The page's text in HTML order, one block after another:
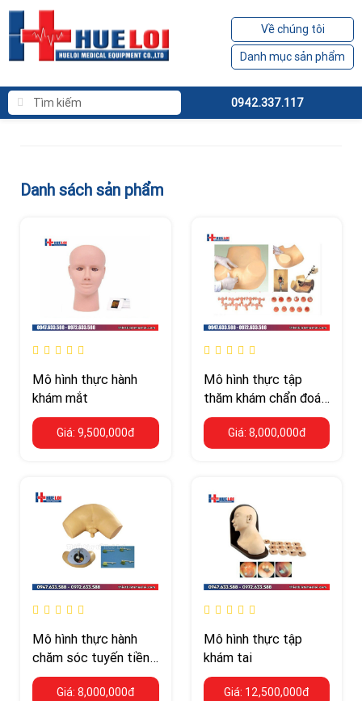
Về chúng tôi
Danh mục sản phẩm
0942.337.117
Danh sách sản phẩm
Mô hình thực hành
khám mắt
Giá: 9,500,000đ
Mô hình thực tập
thăm khám chẩn đoán
các bệnh lý phụ khoa
Giá: 8,000,000đ
Mô hình thực hành
chăm sóc tuyến tiền
liệt
Giá: 8,000,000đ
Mô hình thực tập
khám tai
Giá: 12,500,000đ